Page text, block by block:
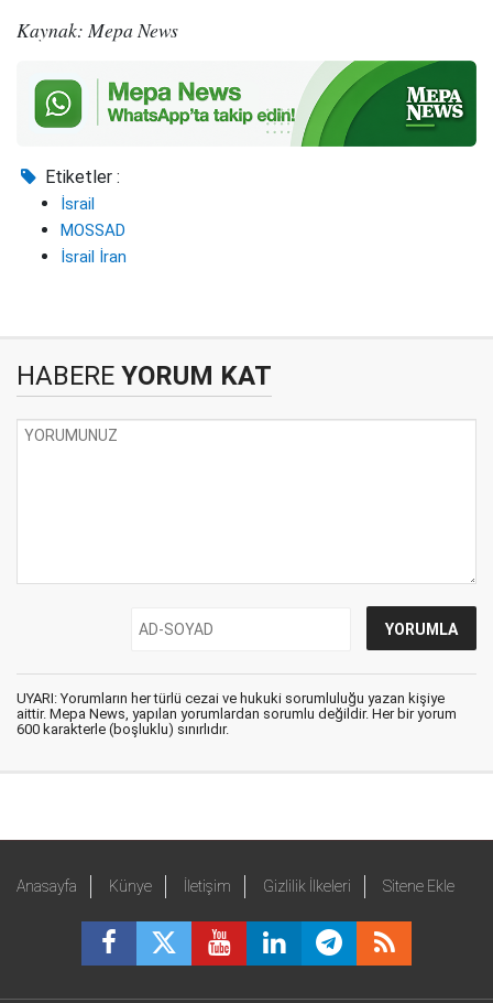
Kaynak: Mepa News
Etiketler :
İsrail
MOSSAD
İsrail İran
HABERE YORUM KAT
UYARI: Yorumların her türlü cezai ve hukuki sorumluluğu yazan kişiye
aittir. Mepa News, yapılan yorumlardan sorumlu değildir. Her bir yorum
600 karakterle (boşluklu) sınırlıdır.
Anasayfa Künye İletişim Gizlilik İlkeleri Sitene Ekle